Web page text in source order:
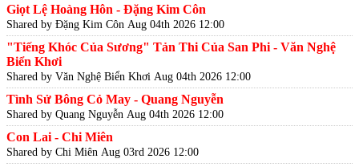
Giọt Lệ Hoàng Hôn - Đặng Kim Côn
Shared by Đặng Kim Côn Aug 04th 2026 12:00
"Tiếng Khóc Của Sương" Tản Thi Của San Phi - Văn Nghệ
Biển Khơi
Shared by Văn Nghệ Biển Khơi Aug 04th 2026 12:00
Tình Sử Bông Cỏ May - Quang Nguyễn
Shared by Quang Nguyễn Aug 04th 2026 12:00
Con Lai - Chi Miên
Shared by Chi Miên Aug 03rd 2026 12:00